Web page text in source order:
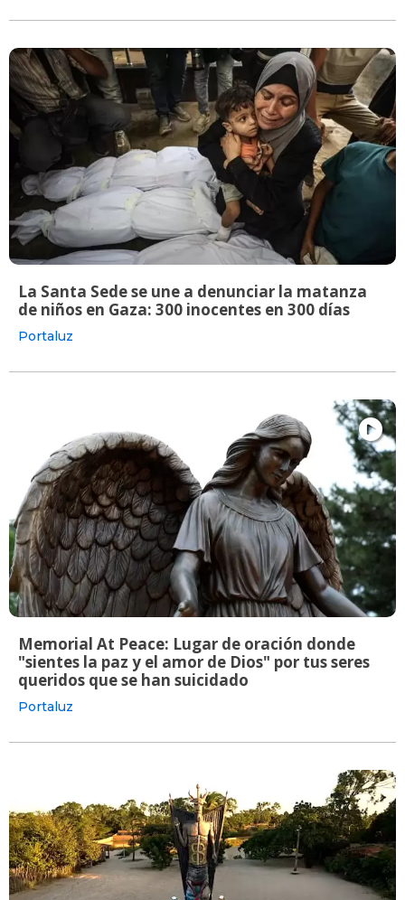
La Santa Sede se une a denunciar la matanza
de niños en Gaza: 300 inocentes en 300 días
Portaluz
Memorial At Peace: Lugar de oración donde
"sientes la paz y el amor de Dios" por tus seres
queridos que se han suicidado
Portaluz